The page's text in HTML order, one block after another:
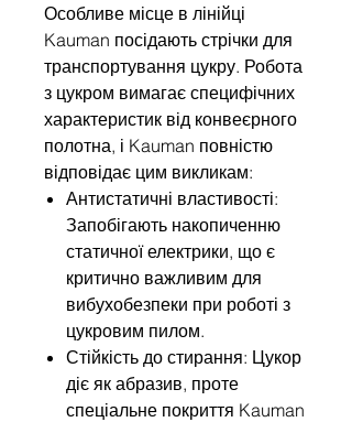
Особливе місце в лінійці
Kauman посідають стрічки для
транспортування цукру. Робота
з цукром вимагає специфічних
характеристик від конвеєрного
полотна, і Kauman повністю
відповідає цим викликам:
Антистатичні властивості:
Запобігають накопиченню
статичної електрики, що є
критично важливим для
вибухобезпеки при роботі з
цукровим пилом.
Стійкість до стирання: Цукор
діє як абразив, проте
спеціальне покриття Kauman